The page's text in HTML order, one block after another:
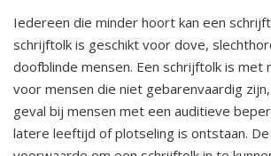
Iedereen die minder hoort kan een
schrijftolk is geschikt voor dove,
doofblinde mensen. Een schrijftolk is met
voor mensen die niet gebarenvaardig
geval bij mensen met een auditieve
latere leeftijd of plotseling is ontstaan.